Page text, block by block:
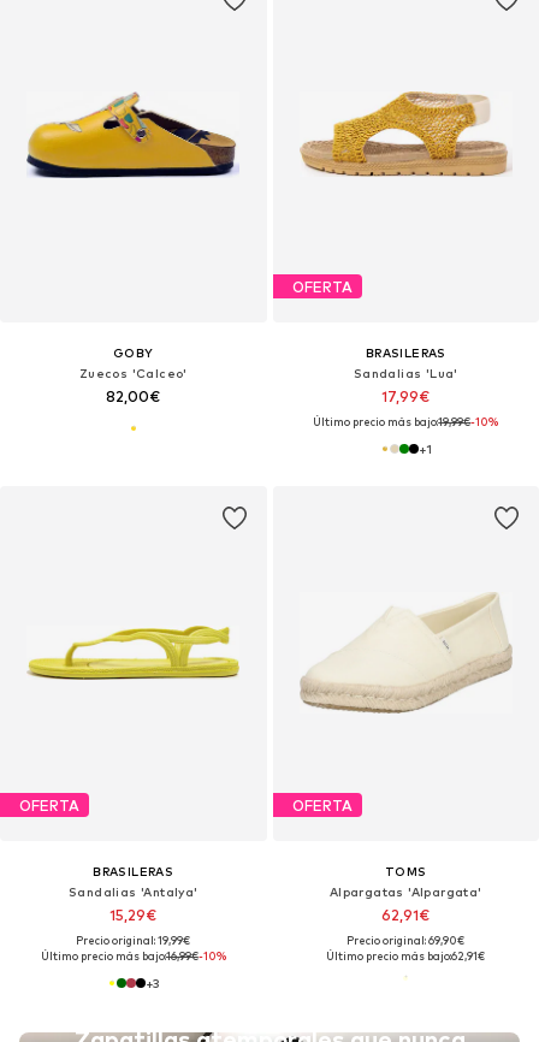
GOBY
Zuecos 'Calceo'
82,00€
OFERTA
BRASILERAS
Sandalias 'Lua'
17,99€
Último precio más bajo:19,99€-10%
+1
OFERTA
BRASILERAS
Sandalias 'Antalya'
15,29€
Precio original: 19,99€
Último precio más bajo:16,99€-10%
+3
OFERTA
TOMS
Alpargatas 'Alpargata'
62,91€
Precio original: 69,90€
Último precio más bajo:62,91€